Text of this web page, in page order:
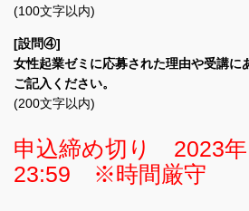
(100文字以内)
[設問④]
女性起業ゼミに応募された理由や受講に
ご記入ください。
(200文字以内)
申込締め切り 2023年
23:59 ※時間厳守